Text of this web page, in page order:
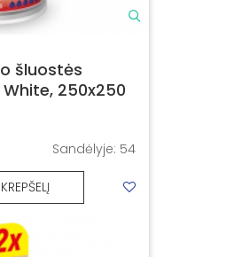
šluostės
White, 250x250
Sandėlyje: 54